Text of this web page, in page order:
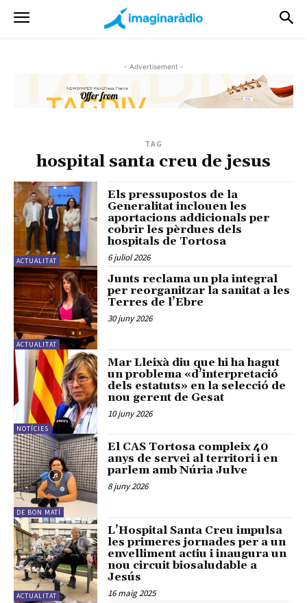
- Advertisement -
TAG
hospital santa creu de jesus
ACTUALITAT
Els pressupostos de la
Generalitat inclouen les
aportacions addicionals per
cobrir les pèrdues dels
hospitals de Tortosa
6 juliol 2026
ACTUALITAT
Junts reclama un pla integral
per reorganitzar la sanitat a les
Terres de l’Ebre
30 juny 2026
NOTÍCIES
Mar Lleixà diu que hi ha hagut
un problema «d’interpretació
dels estatuts» en la selecció de
nou gerent de Gesat
10 juny 2026
DE BON MATÍ
El CAS Tortosa compleix 40
anys de servei al territori i en
parlem amb Núria Julve
8 juny 2026
ACTUALITAT
L’Hospital Santa Creu impulsa
les primeres jornades per a un
envelliment actiu i inaugura un
nou circuit biosaludable a
Jesús
16 maig 2025